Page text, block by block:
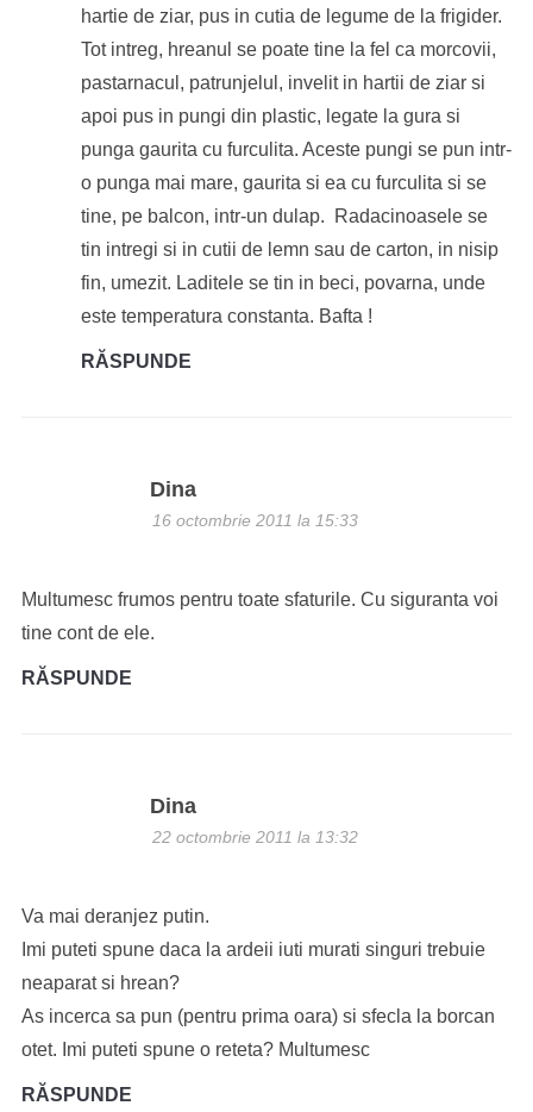
hartie de ziar, pus in cutia de legume de la frigider.
Tot intreg, hreanul se poate tine la fel ca morcovii,
pastarnacul, patrunjelul, invelit in hartii de ziar si
apoi pus in pungi din plastic, legate la gura si
punga gaurita cu furculita. Aceste pungi se pun intr-
o punga mai mare, gaurita si ea cu furculita si se
tine, pe balcon, intr-un dulap. Radacinoasele se
tin intregi si in cutii de lemn sau de carton, in nisip
fin, umezit. Laditele se tin in beci, povarna, unde
este temperatura constanta. Bafta !
RĂSPUNDE
Dina
16 octombrie 2011 la 15:33
Multumesc frumos pentru toate sfaturile. Cu siguranta voi
tine cont de ele.
RĂSPUNDE
Dina
22 octombrie 2011 la 13:32
Va mai deranjez putin.
Imi puteti spune daca la ardeii iuti murati singuri trebuie
neaparat si hrean?
As incerca sa pun (pentru prima oara) si sfecla la borcan
otet. Imi puteti spune o reteta? Multumesc
RĂSPUNDE